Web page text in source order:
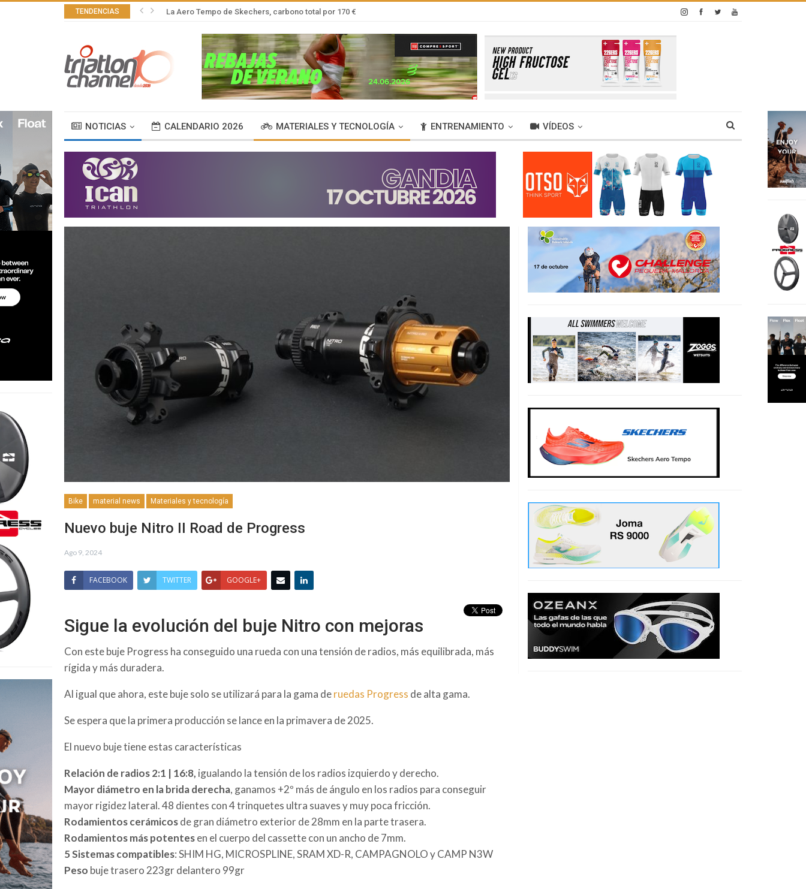
TENDENCIAS La Aero Tempo de Skechers, carbono total por 170 €
NOTICIAS CALENDARIO 2026 MATERIALES Y TECNOLOGÍA ENTRENAMIENTO VÍDEOS
Bike material news Materiales y tecnología
Nuevo buje Nitro II Road de Progress
Ago 9, 2024
FACEBOOK TWITTER GOOGLE+
Sigue la evolución del buje Nitro con mejoras
Con este buje Progress ha conseguido una rueda con una tensión de radios, más equilibrada, más
rígida y más duradera.
Al igual que ahora, este buje solo se utilizará para la gama deruedas Progress de alta gama.
Se espera que la primera producción se lance en la primavera de 2025.
El nuevo buje tiene estas características
Relación de radios 2:1 | 16:8, igualando la tensión de los radios izquierdo y derecho.
Mayor diámetro en la brida derecha, ganamos +2º más de ángulo en los radios para conseguir
mayor rigidez lateral.48 dientes con 4 trinquetes ultra suaves y muy poca fricción.
Rodamientos cerámicosde gran diámetro exterior de 28mm en la parte trasera.
Rodamientos más potentesen el cuerpo del cassette con un ancho de 7mm.
5 Sistemas compatibles: SHIM HG, MICROSPLINE, SRAM XD-R, CAMPAGNOLO y CAMP N3W
Peso buje trasero 223gr delantero 99gr